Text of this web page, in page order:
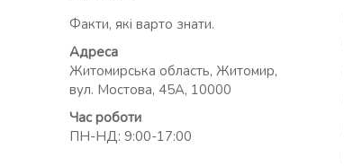
Факти, які варто знати.
Адреса
Житомирська область, Житомир,
вул. Мостова, 45А, 10000
Час роботи
ПН-НД: 9:00-17:00